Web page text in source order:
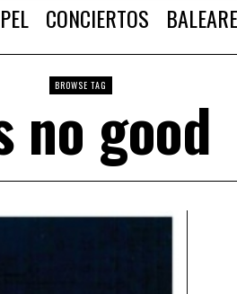
CONCIERTOS
BROWSE TAG
no good